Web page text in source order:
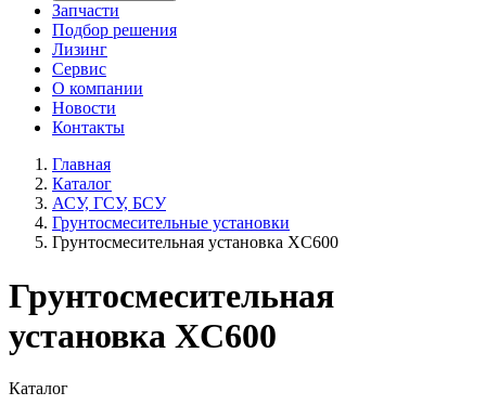
Запчасти
Подбор решения
Лизинг
Сервис
О компании
Новости
Контакты
Главная
Каталог
АСУ, ГСУ, БСУ
Грунтосмесительные установки
Грунтосмесительная установка XC600
Грунтосмесительная
установка XC600
Каталог